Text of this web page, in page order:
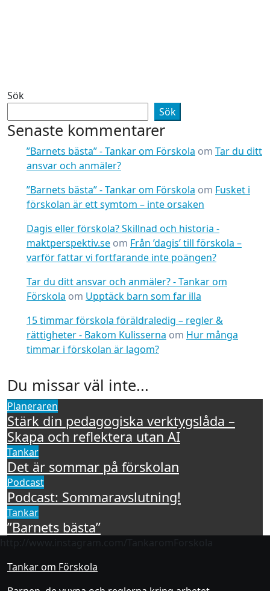
Sök
Sök
Senaste kommentarer
”Barnets bästa” - Tankar om Förskola om Tar du ditt
ansvar och anmäler?
”Barnets bästa” - Tankar om Förskola om Fusket i
förskolan är ett symtom – inte orsaken
Dagis eller förskola? Skillnad och historia -
maktperspektiv.se om Från ’dagis’ till förskola –
varför fattar vi fortfarande inte poängen?
Tar du ditt ansvar och anmäler? - Tankar om
Förskola om Upptäck barn som far illa
15 timmar förskola föräldraledig – regler &
rättigheter - Bakom Kulisserna om Hur många
timmar i förskolan är lagom?
Du missar väl inte...
Planeraren
Stärk din pedagogiska verktygslåda –
Skapa och reflektera utan AI
Tankar
Det är sommar på förskolan
Podcast
Podcast: Sommaravslutning!
Tankar
”Barnets bästa”
http://www.instagram.com/TankaromForskola
Tankar om Förskola